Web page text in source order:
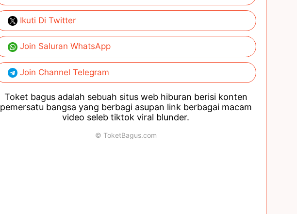
Ikuti Di Twitter
Join Saluran WhatsApp
Join Channel Telegram
Toket bagus adalah sebuah situs web hiburan berisi konten
pemersatu bangsa yang berbagi asupan link berbagai macam
video seleb tiktok viral blunder.
© ToketBagus.com